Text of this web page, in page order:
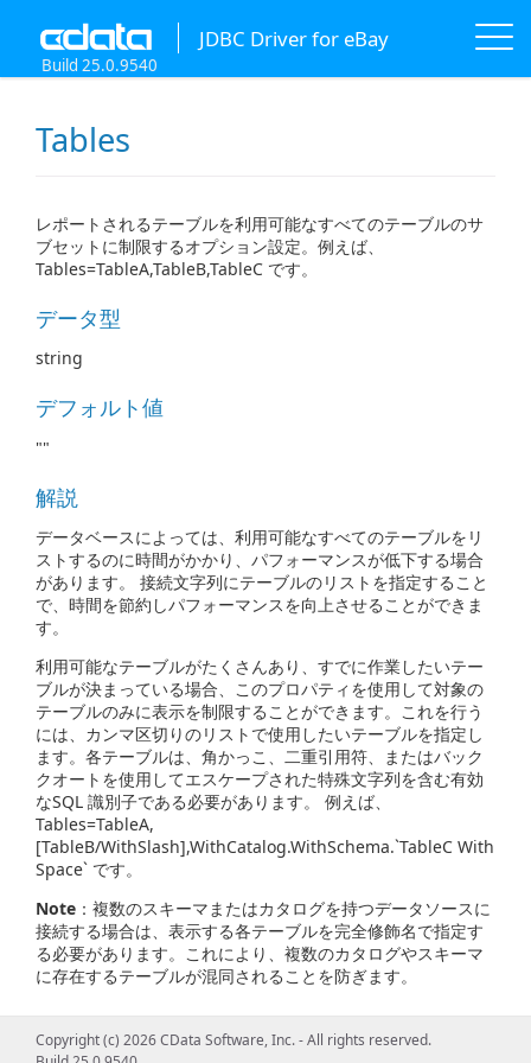
JDBC Driver for eBay
Build 25.0.9540
Tables
レポートされるテーブルを利用可能なすべてのテーブルのサ
ブセットに制限するオプション設定。例えば、
Tables=TableA,TableB,TableC です。
データ型
string
デフォルト値
""
解説
データベースによっては、利用可能なすべてのテーブルをリ
ストするのに時間がかかり、パフォーマンスが低下する場合
があります。 接続文字列にテーブルのリストを指定すること
で、時間を節約しパフォーマンスを向上させることができま
す。
利用可能なテーブルがたくさんあり、すでに作業したいテー
ブルが決まっている場合、このプロパティを使用して対象の
テーブルのみに表示を制限することができます。これを行う
には、カンマ区切りのリストで使用したいテーブルを指定し
ます。各テーブルは、角かっこ、二重引用符、またはバック
クオートを使用してエスケープされた特殊文字列を含む有効
なSQL 識別子である必要があります。 例えば、
Tables=TableA,
[TableB/WithSlash],WithCatalog.WithSchema.`TableC With
Space` です。
Note ：複数のスキーマまたはカタログを持つデータソースに
接続する場合は、表示する各テーブルを完全修飾名で指定す
る必要があります。これにより、複数のカタログやスキーマ
に存在するテーブルが混同されることを防ぎます。
Copyright (c) 2026 CData Software, Inc. - All rights reserved.